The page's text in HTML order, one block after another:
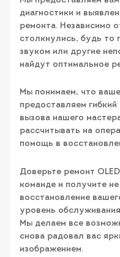
диагностики и
ремонта. Независимо
столкнулись, будь то
звуком или другие
найдут оптимальное
Мы понимаем, что
предоставляем
вызова нашего
рассчитывать на
помощь в
Доверьте ремонт
команде и получите
восстановление
уровень
Мы делаем все
снова радовал вас
изображением.